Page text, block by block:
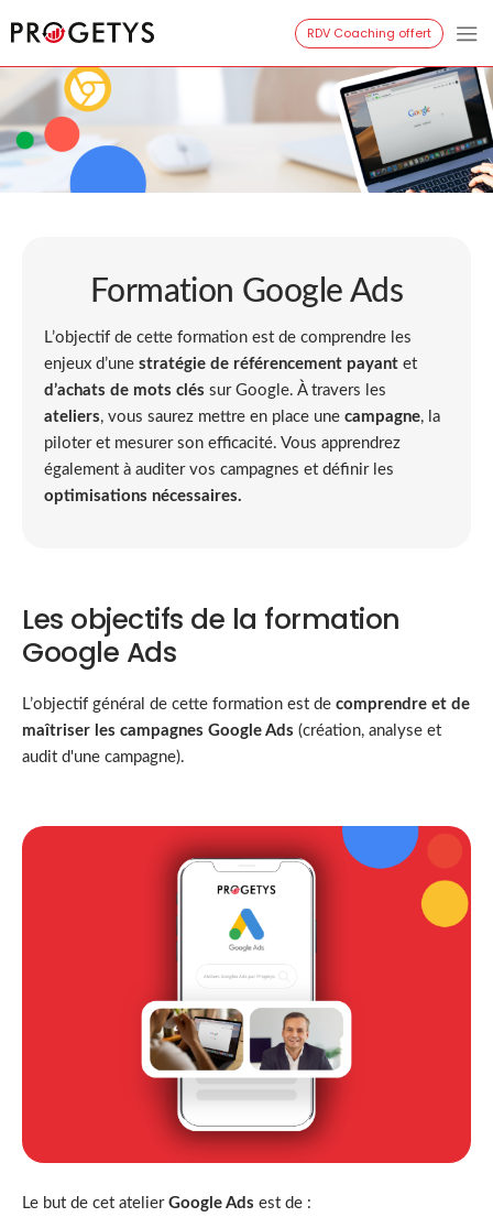
au
contenu
RDV Coaching offert
Formation Google Ads
L’objectif de cette formation est de comprendre les
enjeux d’une stratégie de référencement payant et
d’achats de mots clés sur Google. À travers les
ateliers, vous saurez mettre en place une campagne, la
piloter et mesurer son efficacité. Vous apprendrez
également à auditer vos campagnes et définir les
optimisations nécessaires.
Les objectifs de la formation
Google Ads
L’objectif général de cette formation est de comprendre et de
maîtriser les campagnes Google Ads (création, analyse et
audit d'une campagne).
Le but de cet atelier Google Ads est de :